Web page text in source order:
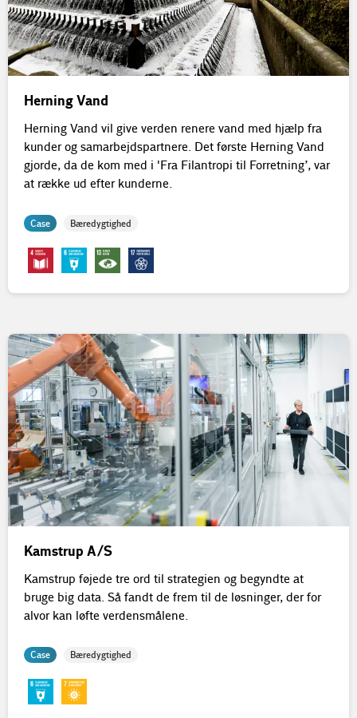
Herning Vand
Herning Vand vil give verden renere vand med hjælp fra
kunder og samarbejdspartnere. Det første Herning Vand
gjorde, da de kom med i 'Fra Filantropi til Forretning’, var
at række ud efter kunderne.
Case Bæredygtighed
Kamstrup A/S
Kamstrup føjede tre ord til strategien og begyndte at
bruge big data. Så fandt de frem til de løsninger, der for
alvor kan løfte verdensmålene.
Case Bæredygtighed